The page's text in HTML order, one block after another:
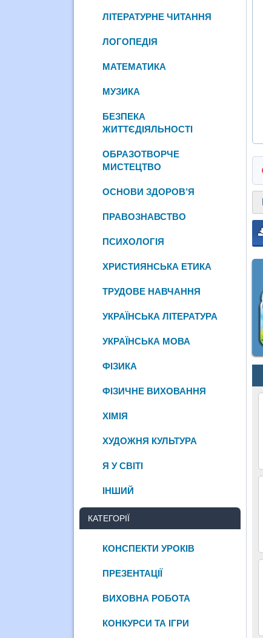
ЛІТЕРАТУРНЕ ЧИТАННЯ
ЛОГОПЕДІЯ
МАТЕМАТИКА
МУЗИКА
БЕЗПЕКА
ЖИТТЄДІЯЛЬНОСТІ
ОБРАЗОТВОРЧЕ
МИСТЕЦТВО
ОСНОВИ ЗДОРОВ’Я
ПРАВОЗНАВСТВО
ПСИХОЛОГІЯ
ХРИСТИЯНСЬКА ЕТИКА
ТРУДОВЕ НАВЧАННЯ
УКРАЇНСЬКА ЛІТЕРАТУРА
УКРАЇНСЬКА МОВА
ФІЗИКА
ФІЗИЧНЕ ВИХОВАННЯ
ХІМІЯ
ХУДОЖНЯ КУЛЬТУРА
Я У СВІТІ
ІНШИЙ
КАТЕГОРІЇ
КОНСПЕКТИ УРОКІВ
ПРЕЗЕНТАЦІЇ
ВИХОВНА РОБОТА
КОНКУРСИ ТА ІГРИ